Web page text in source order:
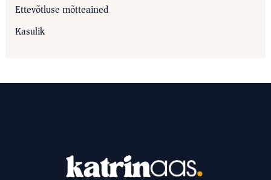
Ettevõtluse mõtteained
Kasulik